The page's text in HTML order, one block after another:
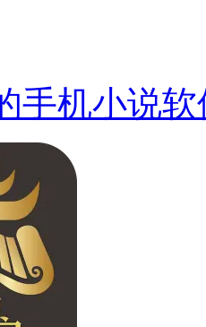
手机小说软